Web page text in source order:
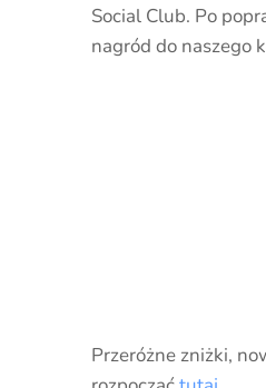
Social Club. Po
nagród do naszego
Przeróżne zniżki,